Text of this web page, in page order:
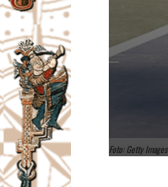
Foto: Getty Images